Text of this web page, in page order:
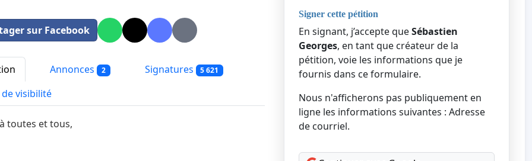
sur Facebook
Annonces 2 Signatures 5 621
de visibilité
toutes et tous,
Signer cette pétition
En signant, j’accepte queSébastien
Georges, en tant que créateur de la
pétition, voie les informations que je
fournis dans ce formulaire.
Nous n'afficherons pas publiquement en
ligne les informations suivantes : Adresse
de courriel.